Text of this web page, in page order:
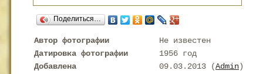
Поделиться…
Автор фотографии
Не известен
Датировка фотографии
1956 год
Добавлена
09.03.2013 (Admin)